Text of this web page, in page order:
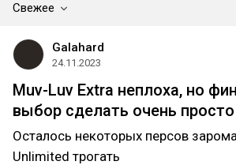
Свежее
Galahard
24.11.2023
Muv-Luv Extra неплоха, но
выбор сделать очень просто
Осталось некоторых персов
Unlimited трогать